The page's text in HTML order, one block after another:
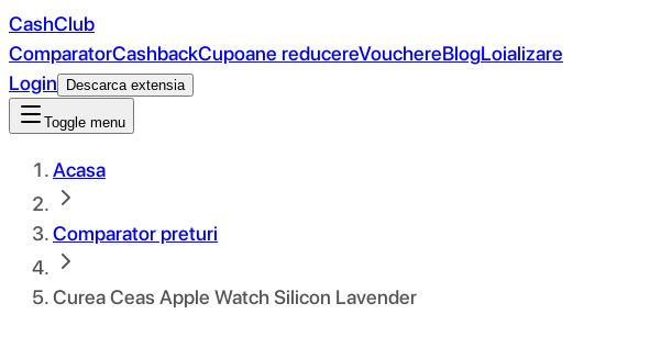
CashClub
ComparatorCashbackCupoane reducereVouchereBlogLoializare
Login
Descarca extensia
Toggle menu
Acasa
Comparator preturi
Curea Ceas Apple Watch Silicon Lavender